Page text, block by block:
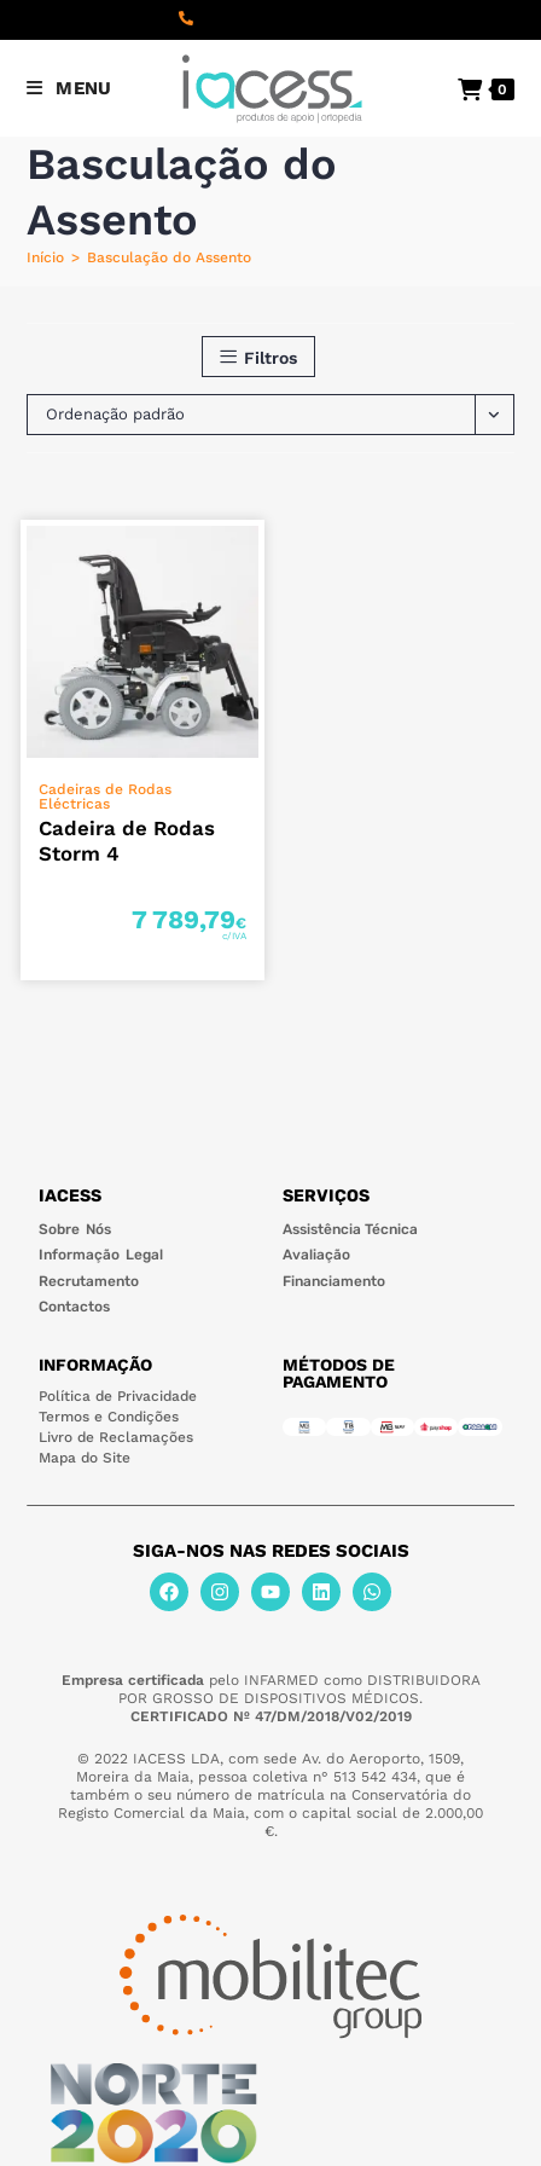
(+351) 22 098 8000
para a rede fixa nacional
MENU 0
Basculação do
Assento
Início > Basculação do Assento
Filtros
Ordenação padrão
ADICIONAR
Cadeiras de Rodas
Eléctricas
Cadeira de Rodas
Storm 4
7 789,79€
IACESS
Sobre Nós
Informação Legal
Recrutamento
Contactos
SERVIÇOS
Assistência Técnica
Avaliação
Financiamento
INFORMAÇÃO
Política de Privacidade
Termos e Condições
Livro de Reclamações
Mapa do Site
MÉTODOS DE
PAGAMENTO
SIGA-NOS NAS REDES SOCIAIS
Empresa certificadapelo INFARMED como DISTRIBUIDORA
POR GROSSO DE DISPOSITIVOS MÉDICOS.
CERTIFICADO Nº 47/DM/2018/V02/2019
© 2022 IACESS LDA, com sede Av. do Aeroporto, 1509,
Moreira da Maia, pessoa coletiva n° 513 542 434, que é
também o seu número de matrícula na Conservatória do
Registo Comercial da Maia, com o capital social de 2.000,00
€.